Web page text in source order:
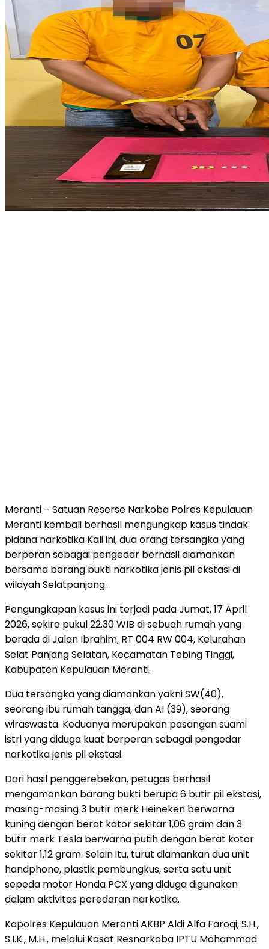
Meranti – Satuan Reserse Narkoba Polres Kepulauan
Meranti kembali berhasil mengungkap kasus tindak
pidana narkotika Kali ini, dua orang tersangka yang
berperan sebagai pengedar berhasil diamankan
bersama barang bukti narkotika jenis pil ekstasi di
wilayah Selatpanjang.
Pengungkapan kasus ini terjadi pada Jumat, 17 April
2026, sekira pukul 22.30 WIB di sebuah rumah yang
berada di Jalan Ibrahim, RT 004 RW 004, Kelurahan
Selat Panjang Selatan, Kecamatan Tebing Tinggi,
Kabupaten Kepulauan Meranti.
Dua tersangka yang diamankan yakni SW(40),
seorang ibu rumah tangga, dan AI (39), seorang
wiraswasta. Keduanya merupakan pasangan suami
istri yang diduga kuat berperan sebagai pengedar
narkotika jenis pil ekstasi.
Dari hasil penggerebekan, petugas berhasil
mengamankan barang bukti berupa 6 butir pil ekstasi,
masing-masing 3 butir merk Heineken berwarna
kuning dengan berat kotor sekitar 1,06 gram dan 3
butir merk Tesla berwarna putih dengan berat kotor
sekitar 1,12 gram. Selain itu, turut diamankan dua unit
handphone, plastik pembungkus, serta satu unit
sepeda motor Honda PCX yang diduga digunakan
dalam aktivitas peredaran narkotika.
Kapolres Kepulauan Meranti AKBP Aldi Alfa Faroqi, S.H.,
S.I.K., M.H., melalui Kasat Resnarkoba IPTU Mohammad